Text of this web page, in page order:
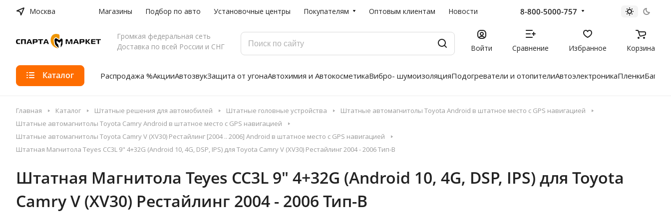
Москва Магазины Подбор по авто Установочные центры Покупателям Оптовым клиентам Новости 8-800-5000-757
Громкая федеральная сеть
Доставка по всей России и СНГ
Войти Сравнение Избранное Корзина
Каталог Распродажа %АкцииАвтозвукЗащита от угонаАвтохимия и АвтокосметикаВибро- шумоизоляцияПодогреватели и отопителиАвтоэлектроникаПленки
Главная Каталог Штатные решения для автомобилей Штатные головные устройства
Штатные автомагнитолы Toyota Android в штатное место с GPS навигацией
Штатные автомагнитолы Toyota Camry Android в штатное место с GPS навигацией
Штатные автомагнитолы Toyota Camry V (XV30) Рестайлинг [2004 .. 2006] Android в штатное место с GPS навигацией
Штатная Магнитола Teyes CC3L 9" 4+32G (Android 10, 4G, DSP, IPS) для Toyota Camry V (XV30) Рестайлинг 2004 - 2006 Тип-B
Штатная Магнитола Teyes CC3L 9" 4+32G (Android 10, 4G, DSP, IPS) для Toyota
Camry V (XV30) Рестайлинг 2004 - 2006 Тип-B